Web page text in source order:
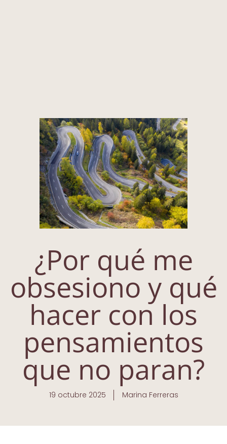
¿Por qué me
obsesiono y qué
hacer con los
pensamientos
que no paran?
19 octubre 2025 Marina Ferreras